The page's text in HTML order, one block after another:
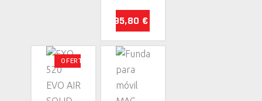
95,80 €
OFERTA
SELECCIONAR
OPCIONES